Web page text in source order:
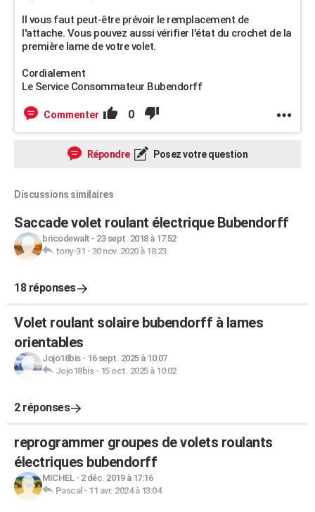
Il vous faut peut-être prévoir le remplacement de
l'attache. Vous pouvez aussi vérifier l'état du crochet de la
première lame de votre volet.
Cordialement
Le Service Consommateur Bubendorff
Commenter 0
Répondre Posez votre question
Discussions similaires
Saccade volet roulant électrique Bubendorff
bricodewalt - 23 sept. 2018 à 17:52
tony-31 - 30 nov. 2020 à 18:23
18 réponses
Volet roulant solaire bubendorff à lames
orientables
Jojo18bis- 16 sept. 2025 à 10:07
Jojo18bis- 15 oct. 2025 à 10:02
2 réponses
reprogrammer groupes de volets roulants
électriques bubendorff
MICHEL- 2 déc. 2019 à 17:16
Pascal - 11 avr. 2024 à 13:04